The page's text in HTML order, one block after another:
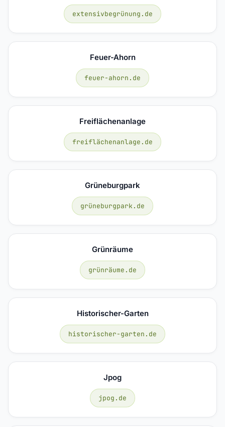
extensivbegrünung.de
Feuer-Ahorn
feuer-ahorn.de
Freiflächenanlage
freiflächenanlage.de
Grüneburgpark
grüneburgpark.de
Grünräume
grünräume.de
Historischer-Garten
historischer-garten.de
Jpog
jpog.de